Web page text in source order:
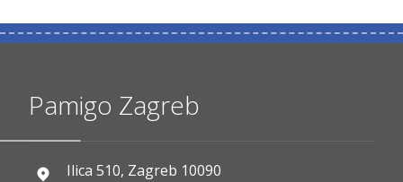
Pamigo Zagreb
Ilica 510, Zagreb 10090